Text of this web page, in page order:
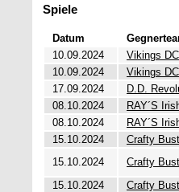
Spiele
Datum
10.09.2024
Vikings
10.09.2024
Vikings
17.09.2024
D.D.
08.10.2024
RAY´S
08.10.2024
RAY´S
15.10.2024
Crafty
15.10.2024
Crafty
15.10.2024
Crafty